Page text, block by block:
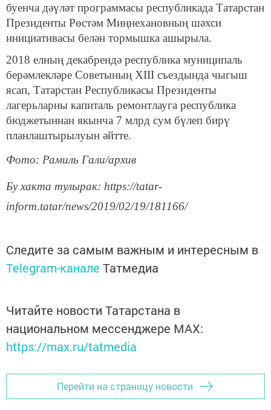
буенча дәүләт программасы республикада Татарстан
Президенты Рөстәм Миңнехановның шәхси
инициативасы белән тормышка ашырыла.
2018 елның декабрендә республика муниципаль
берәмлекләре Советының XIII съездында чыгыш
ясап, Татарстан Республикасы Президенты
лагерьларны капиталь ремонтлауга республика
бюджетыннан якынча 7 млрд сум бүлеп бирү
планлаштырылуын әйтте.
Фото: Рамиль Гали/архив
Бу хакта тулырак: https://tatar-
inform.tatar/news/2019/02/19/181166/
Следите за самым важным и интересным в
Telegram-канале Татмедиа
Читайте новости Татарстана в
национальном мессенджере MАХ:
https://max.ru/tatmedia
Перейти на страницу новости